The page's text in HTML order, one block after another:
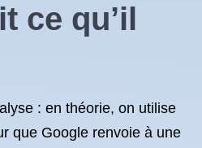
ce qu’il
: en théorie, on utilise
que Google renvoie à une